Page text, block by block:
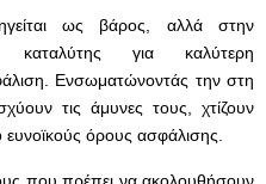
ως βάρος, αλλά στην
καταλύτης για καλύτερη
Ενσωματώνοντάς την στη
τις άμυνες τους, χτίζουν
ευνοϊκούς όρους ασφάλισης.